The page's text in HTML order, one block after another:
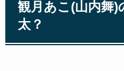
観月あこ(山内舞)
太？